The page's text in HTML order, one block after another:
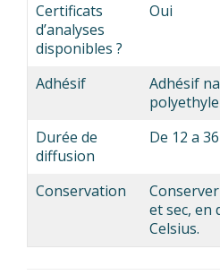
Certificats
d’analyses
disponibles ?
Oui
Adhésif
Adhésif
Durée de
diffusion
De 12 a
Conservation
et sec, en
Celsius.